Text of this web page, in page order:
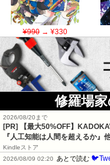
¥990→ ¥330
修羅場
2026/08/20まで
[PR]
【最大50%OFF】
『人工知能は人間を超えるか』
Kindleストア
2026/08/09 02:20
あとで読む